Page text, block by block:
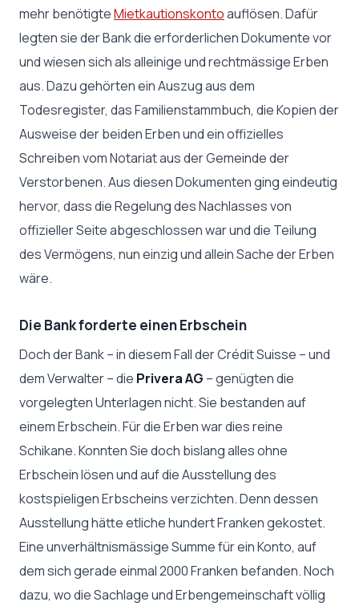
mehr benötigteMietkautionskontoauflösen. Dafür
legten sie der Bank die erforderlichen Dokumente vor
und wiesen sich als alleinige und rechtmässige Erben
aus. Dazu gehörten ein Auszug aus dem
Todesregister, das Familienstammbuch, die Kopien der
Ausweise der beiden Erben und ein offizielles
Schreiben vom Notariat aus der Gemeinde der
Verstorbenen. Aus diesen Dokumenten ging eindeutig
hervor, dass die Regelung des Nachlasses von
offizieller Seite abgeschlossen war und die Teilung
des Vermögens, nun einzig und allein Sache der Erben
wäre.
Die Bank forderte einen Erbschein
Doch der Bank – in diesem Fall der Crédit Suisse – und
dem Verwalter – die Privera AG – genügten die
vorgelegten Unterlagen nicht. Sie bestanden auf
einem Erbschein. Für die Erben war dies reine
Schikane. Konnten Sie doch bislang alles ohne
Erbschein lösen und auf die Ausstellung des
kostspieligen Erbscheins verzichten. Denn dessen
Ausstellung hätte etliche hundert Franken gekostet.
Eine unverhältnismässige Summe für ein Konto, auf
dem sich gerade einmal 2000 Franken befanden. Noch
dazu, wo die Sachlage und Erbengemeinschaft völlig